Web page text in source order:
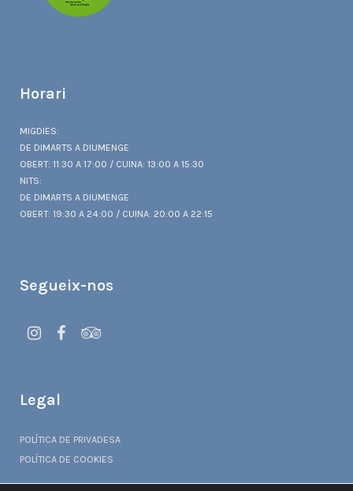
Horari
MIGDIES:
DE DIMARTS A DIUMENGE
OBERT: 11:30 A 17:00 / CUINA: 13:00 A 15:30
NITS:
DE DIMARTS A DIUMENGE
OBERT: 19:30 A 24:00 / CUINA: 20:00 A 22:15
Segueix-nos
Legal
POLÍTICA DE PRIVADESA
POLÍTICA DE COOKIES